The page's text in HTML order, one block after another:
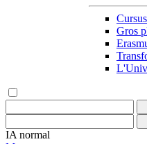
Gros
IA normal